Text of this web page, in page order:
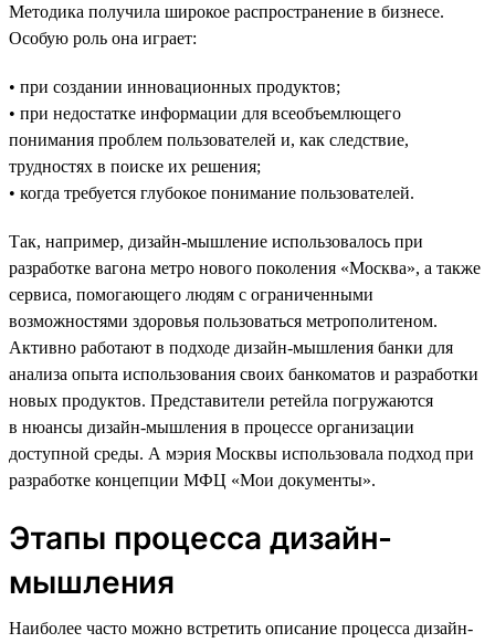
Методика получила широкое распространение в бизнесе.
Особую роль она играет:
• при создании инновационных продуктов;
• при недостатке информации для всеобъемлющего
понимания проблем пользователей и, как следствие,
трудностях в поиске их решения;
• когда требуется глубокое понимание пользователей.
Так, например, дизайн-мышление использовалось при
разработке вагона метро нового поколения «Москва», а также
сервиса, помогающего людям с ограниченными
возможностями здоровья пользоваться метрополитеном.
Активно работают в подходе дизайн-мышления банки для
анализа опыта использования своих банкоматов и разработки
новых продуктов. Представители ретейла погружаются
в нюансы дизайн-мышления в процессе организации
доступной среды. А мэрия Москвы использовала подход при
разработке концепции МФЦ «Мои документы».
Этапы процесса дизайн-
мышления
Наиболее часто можно встретить описание процесса дизайн-